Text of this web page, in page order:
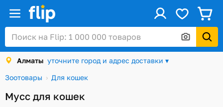
Алматы уточните город и адрес доставки ▾
Зоотовары
Для кошек
Мусс для кошек
Войти / Регистрация
Каталог
Скидки и акции
Подарочные карты